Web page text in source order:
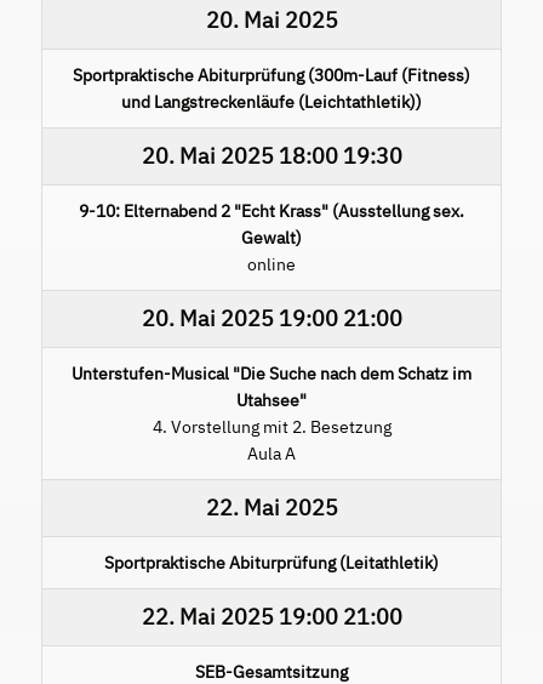
20. Mai 2025
Sportpraktische Abiturprüfung (300m-Lauf (Fitness)
und Langstreckenläufe (Leichtathletik))
20. Mai 202518:00 19:30
9-10: Elternabend 2 "Echt Krass" (Ausstellung sex.
Gewalt)
online
20. Mai 202519:00 21:00
Unterstufen-Musical "Die Suche nach dem Schatz im
Utahsee"
4. Vorstellung mit 2. Besetzung
Aula A
22. Mai 2025
Sportpraktische Abiturprüfung (Leitathletik)
22. Mai 202519:00 21:00
SEB-Gesamtsitzung